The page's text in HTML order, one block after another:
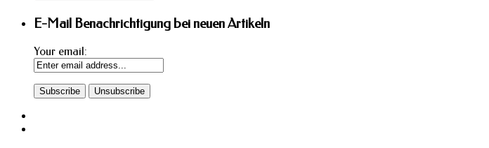
E-Mail Benachrichtigung bei neuen Artikeln
Your email: